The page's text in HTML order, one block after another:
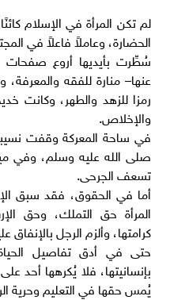
لم تكن المرأة في الإسلام
الحضارة، وعاملاً فاعلاً في
سُطِّرت بأيديها أروع صفحات
عنها– منارة للفقه
رمزا للزهد والطهر، وكانت
والإخلاص.
في ساحة المعركة وقفت
صلى الله عليه وسلم، وفي
تسعف الجرحى.
أما في الحقوق، فقد سبق
المرأة حق التملك، وحق
كرامتها، وألزم الرجل
حتى في أدق تفاصيل
بإنسانيتها، فلا يُكرهها أحد
يُمس حقها في التعليم وحرية